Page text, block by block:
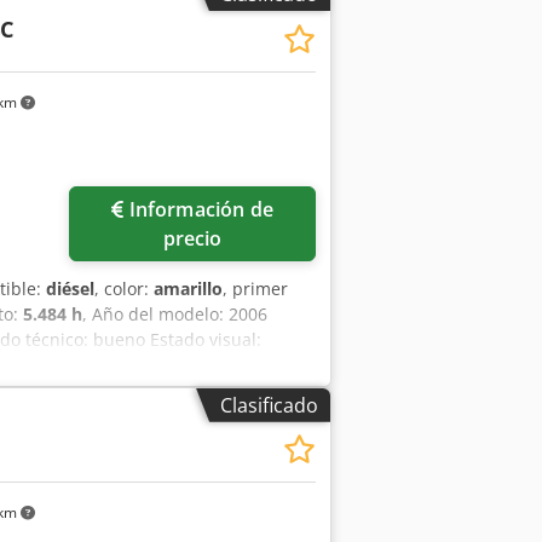
de embalaje de transporte: 1
de recargo de IVA: IVA
precio
diésel, color: amarillo, primer
5.484 h, Año del modelo: 2006
técnico: bueno Estado visual:
Por favor, contacte a Ernst
Clasificado